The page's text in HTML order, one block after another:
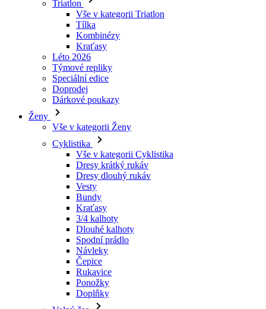
Léto 2026
Týmové repliky
Speciální edice
Doprodej
Dárkové poukazy
Ženy
Vše v kategorii Ženy
Cyklistika
Vše v kategorii Cyklistika
Dresy dlouhý rukáv
Vesty
Bundy
Kraťasy
3/4 kalhoty
Dlouhé kalhoty
Spodní prádlo
Návleky
Čepice
Rukavice
Ponožky
Doplňky
Volný čas
Vše v kategorii Volný čas
Trička
Mikiny
Čepice